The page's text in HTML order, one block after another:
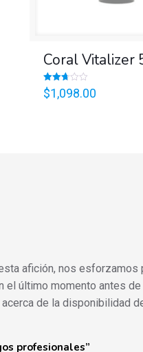
Coral Vitalizer
Valorado
en
$1,098.00
afición, nos esforzamos
último momento antes de
de la disponibilidad
profesionales”